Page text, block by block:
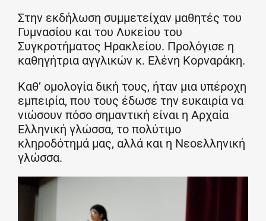
Στην εκδήλωση συμμετείχαν μαθητές του
Γυμνασίου και του Λυκείου του
Συγκροτήματος Ηρακλείου. Προλόγισε η
καθηγήτρια αγγλικών κ. Ελένη Κορναράκη.
Καθ’ ομολογία δική τους, ήταν μια υπέροχη
εμπειρία, που τους έδωσε την ευκαιρία να
νιώσουν πόσο σημαντική είναι η Αρχαία
Ελληνική γλώσσα, το πολύτιμο
κληροδότημά μας, αλλά και η Νεοελληνική
γλώσσα.